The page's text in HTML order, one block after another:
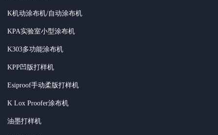
K机动涂布机/自动涂布机
KPA实验室小型涂布机
K303多功能涂布机
KPP凹版打样机
Esiproof手动柔版打样机
K Lox Proofer涂布机
油墨打样机